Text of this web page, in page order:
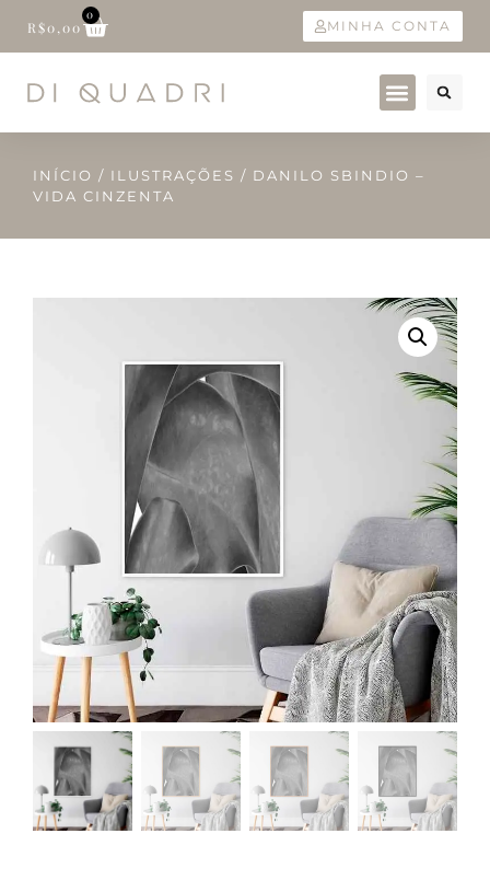
R$0,00
0
MINHA CONTA
INÍCIO / ILUSTRAÇÕES / DANILO SBINDIO –
VIDA CINZENTA